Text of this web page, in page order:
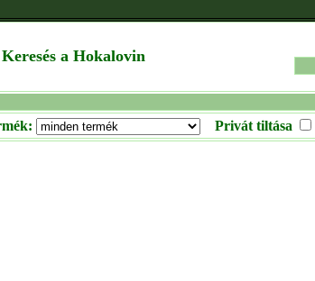
Keresés a Hokalovin
Privát tiltása